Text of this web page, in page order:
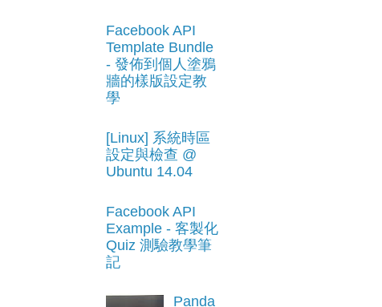
Facebook API
Template Bundle
- 發佈到個人塗鴉
牆的樣版設定教
學
[Linux] 系統時區
設定與檢查 @
Ubuntu 14.04
Facebook API
Example - 客製化
Quiz 測驗教學筆
記
Panda